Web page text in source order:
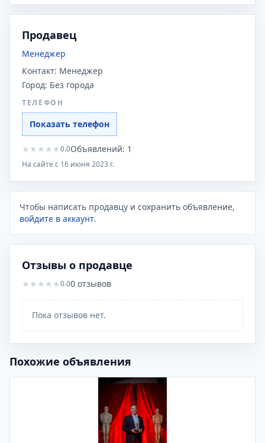
Продавец
Менеджер
Контакт: Менеджер
Город: Без города
ТЕЛЕФОН
Показать телефон
★ ★ ★ ★ ★0.0Объявлений: 1
На сайте с 16 июня 2023 г.
Чтобы написать продавцу и сохранить объявление,
войдите в аккаунт.
Отзывы о продавце
★ ★ ★ ★ ★0.00 отзывов
Пока отзывов нет.
Похожие объявления